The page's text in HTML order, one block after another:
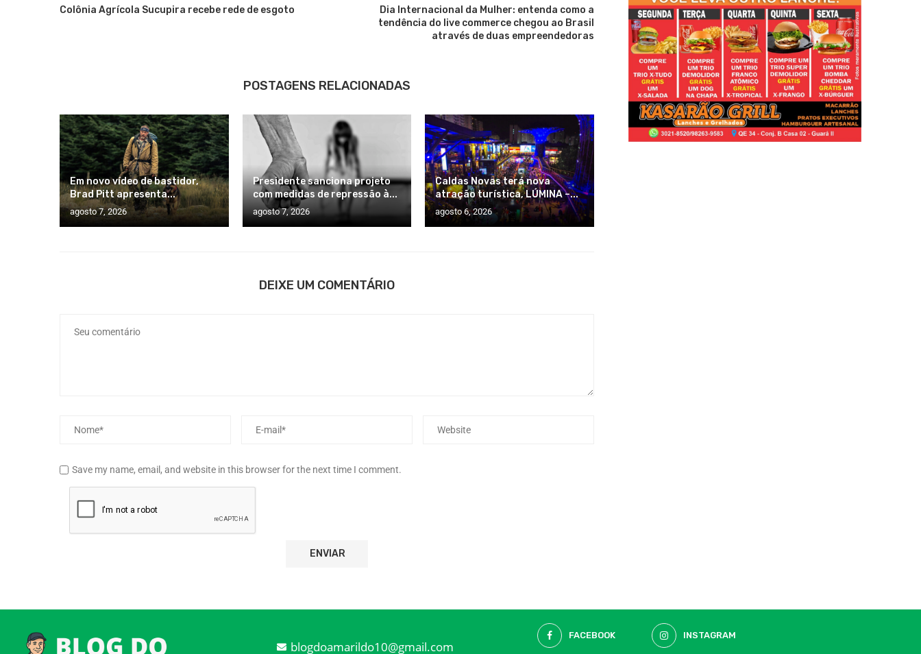
Colônia Agrícola Sucupira recebe rede de esgoto
Dia Internacional da Mulher: entenda como a
tendência do live commerce chegou ao Brasil
através de duas empreendedoras
POSTAGENS RELACIONADAS
Em novo vídeo de bastidor,
Brad Pitt apresenta...
agosto 7, 2026
Presidente sanciona projeto
com medidas de repressão à...
agosto 7, 2026
Caldas Novas terá nova
atração turística, LÚMINA –...
agosto 6, 2026
DEIXE UM COMENTÁRIO
Save my name, email, and website in this browser for the next time I comment.
blogdoamarildo10@gmail.com
FACEBOOK INSTAGRAM